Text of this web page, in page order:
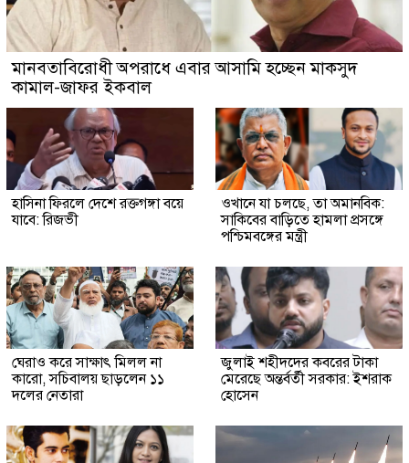
মানবতাবিরোধী অপরাধে এবার আসামি হচ্ছেন মাকসুদ
কামাল-জাফর ইকবাল
হাসিনা ফিরলে দেশে রক্তগঙ্গা বয়ে
যাবে: রিজভী
ওখানে যা চলছে, তা অমানবিক:
সাকিবের বাড়িতে হামলা প্রসঙ্গে
পশ্চিমবঙ্গের মন্ত্রী
ঘেরাও করে সাক্ষাৎ মিলল না
কারো, সচিবালয় ছাড়লেন ১১
দলের নেতারা
জুলাই শহীদদের কবরের টাকা
মেরেছে অন্তর্বর্তী সরকার: ইশরাক
হোসেন